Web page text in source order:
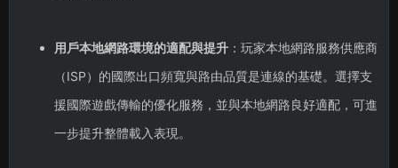
用戶本地網路環境的適配與提升：玩家本地網路服務供應商
（ISP）的國際出口頻寬與路由品質是連線的基礎。選擇支
援國際遊戲傳輸的優化服務，並與本地網路良好適配，可進
一步提升整體載入表現。